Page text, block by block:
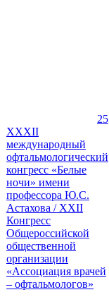
25
XXXII
международный
офтальмологический
конгресс «Белые
ночи» имени
профессора Ю.С.
Астахова / XXII
Конгресс
Общероссийской
общественной
организации
«Ассоциация врачей
– офтальмологов»